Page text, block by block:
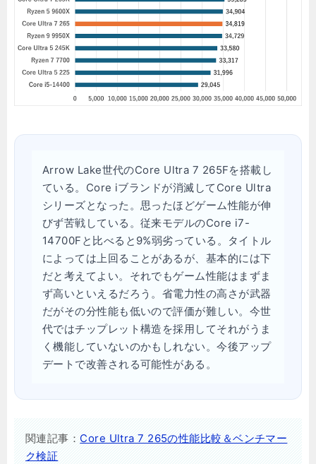
Arrow Lake世代のCore Ultra 7 265Fを搭載し
ている。Core iブランドが消滅してCore Ultra
シリーズとなった。思ったほどゲーム性能が伸
びず苦戦している。従来モデルのCore i7-
14700Fと比べると9%弱劣っている。タイトル
によっては上回ることがあるが、基本的には下
だと考えてよい。それでもゲーム性能はまずま
ず高いといえるだろう。省電力性の高さが武器
だがその分性能も低いので評価が難しい。今世
代ではチップレット構造を採用してそれがうま
く機能していないのかもしれない。今後アップ
デートで改善される可能性がある。
関連記事：Core Ultra 7 265の性能比較＆ベンチマー
ク検証